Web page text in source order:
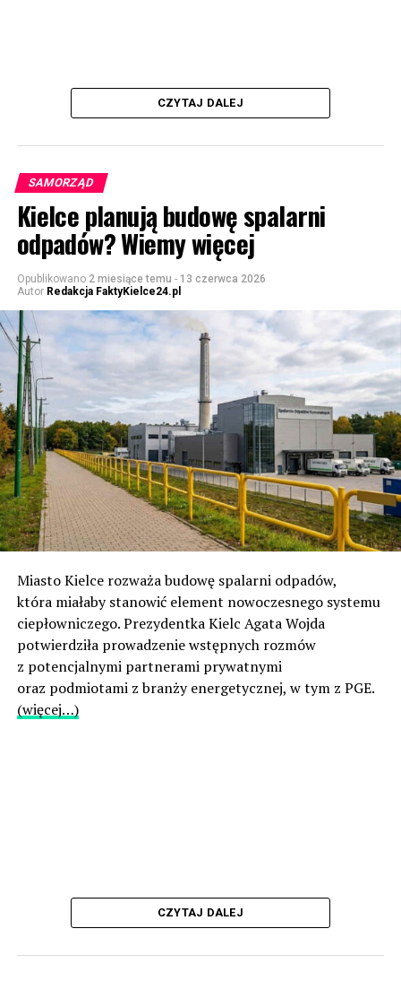
CZYTAJ DALEJ
SAMORZĄD
Kielce planują budowę spalarni
odpadów? Wiemy więcej
Opublikowano 2 miesiące temu - 13 czerwca 2026
Autor Redakcja FaktyKielce24.pl
Miasto Kielce rozważa budowę spalarni odpadów,
która miałaby stanowić element nowoczesnego systemu
ciepłowniczego. Prezydentka Kielc Agata Wojda
potwierdziła prowadzenie wstępnych rozmów
z potencjalnymi partnerami prywatnymi
oraz podmiotami z branży energetycznej, w tym z PGE.
(więcej…)
CZYTAJ DALEJ